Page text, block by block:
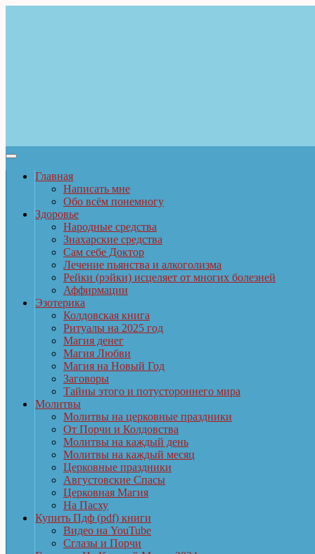
Главная
Написать мне
Обо всём понемногу
Здоровье
Народные средства
Знахарские средства
Сам себе Доктор
Лечение пьянства и алкоголизма
Рейки (рэйки) исцеляет от многих болезней
Аффирмации
Эзотерика
Колдовская книга
Ритуалы на 2025 год
Магия денег
Магия Любви
Магия на Новый Год
Заговоры
Тайны этого и потустороннего мира
Молитвы
Молитвы на церковные праздники
От Порчи и Колдовства
Молитвы на каждый день
Молитвы на каждый месяц
Церковные праздники
Августовские Спасы
Церковная Магия
На Пасху
Купить Пдф (pdf) книги
Видео на YouTube
Сглазы и Порчи